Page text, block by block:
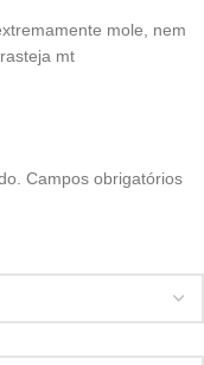
mole, nem
mt
Campos obrigatórios